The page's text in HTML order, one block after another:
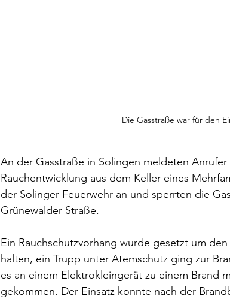
Die Gasstraße war für den
An der Gasstraße in Solingen meldeten
Rauchentwicklung aus dem Keller eines
der Solinger Feuerwehr an und sperrten die
Grünewalder Straße.
Ein Rauchschutzvorhang wurde gesetzt um
halten, ein Trupp unter Atemschutz ging zur
es an einem Elektrokleingerät zu einem Brand
gekommen. Der Einsatz konnte nach der